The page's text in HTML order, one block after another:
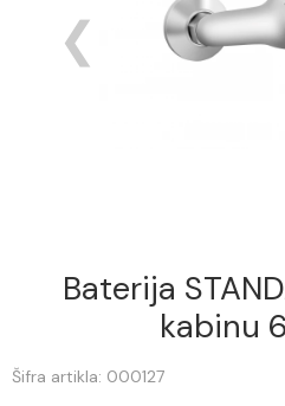
Baterija
kabinu
Šifra artikla: 000127